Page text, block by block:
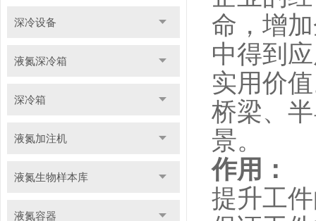
深冷设备
液氮深冷箱
深冷箱
液氮加注机
液氮生物样本库
液氮容器
命，增
中得到
实用价
桥梁、
景。
作用：
提升工